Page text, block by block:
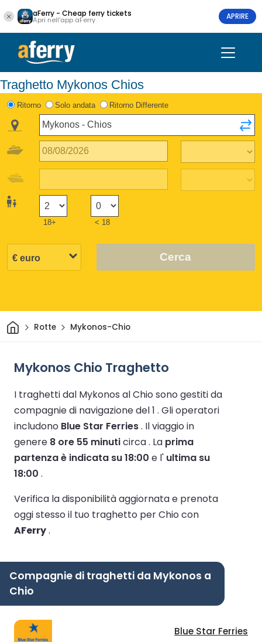
aFerry - Cheap ferry tickets
Apri nell'app aFerry APRIRE
Traghetto Mykonos Chios
Ritorno Solo andata Ritorno Differente
18+ < 18
Cerca
CasaRotte Mykonos-Chio
Mykonos Chio Traghetto
I traghetti dal Mykonos al Chio sono gestiti da
compagnie di navigazione del 1 . Gli operatori
includono Blue Star Ferries. Il viaggio in
genere 8 ore 55 minuticirca . La prima
partenza è indicata su 18:00 e l' ultima su
18:00 .
Verifica la disponibilità aggiornata e prenota
oggi stesso il tuo traghetto per Chio con
AFerry.
Compagnie di traghetti da Mykonos a
Chio
Blue Star Ferries